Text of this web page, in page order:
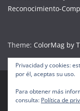
Reconocimiento-
Theme: ColorMag by
Copyright © 2026
Privacidad y cookies:
por él, aceptas su uso.
Para obtener más
consulta: Política de